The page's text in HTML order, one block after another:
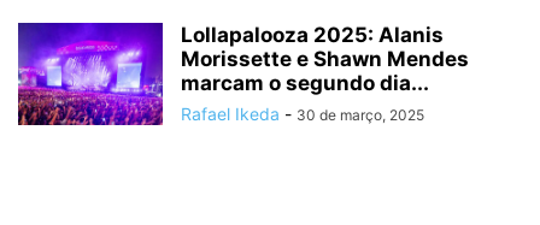
Lollapalooza 2025: Alanis
Morissette e Shawn Mendes
marcam o segundo dia...
Rafael Ikeda - 30 de março, 2025